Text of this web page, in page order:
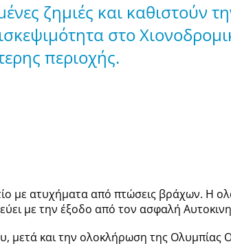
ζημιές και καθιστούν
στο
περιοχής.
με ατυχήματα από πτώσεις βράχων. Η
με την έξοδο από τον ασφαλή
µετά και την ολοκλήρωση της Ολυµπίας